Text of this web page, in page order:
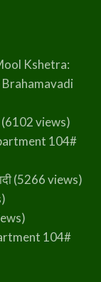
Kshetra:
views)
104#
(5266 views)
104#